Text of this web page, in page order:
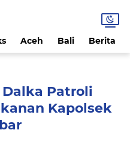
Aceh Bali Berita
Patroli
Kapolsek